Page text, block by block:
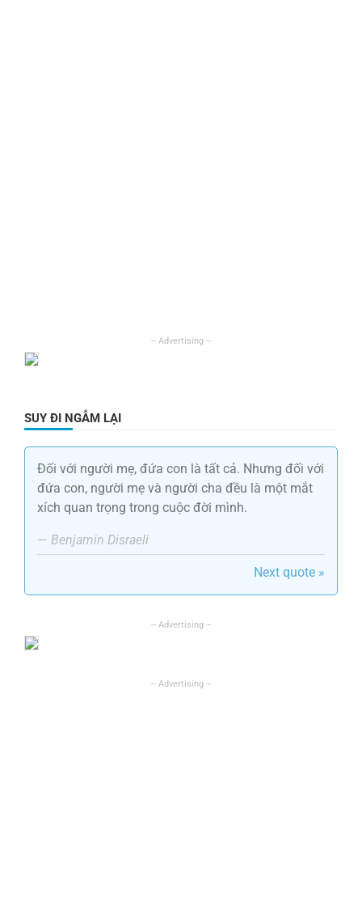
SUY ĐI NGẪM LẠI
Đối với người mẹ, đứa con là tất cả. Nhưng đối với
đứa con, người mẹ và người cha đều là một mắt
xích quan trọng trong cuộc đời mình.
— Benjamin Disraeli
Next quote »